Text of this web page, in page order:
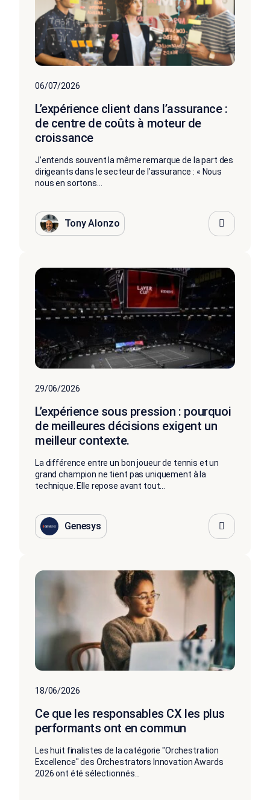
06/07/2026
L’expérience client dans l’assurance :
de centre de coûts à moteur de
croissance
J’entends souvent la même remarque de la part des
dirigeants dans le secteur de l’assurance : « Nous
nous en sortons...
Tony Alonzo
29/06/2026
L’expérience sous pression : pourquoi
de meilleures décisions exigent un
meilleur contexte.
La différence entre un bon joueur de tennis et un
grand champion ne tient pas uniquement à la
technique. Elle repose avant tout...
Genesys
18/06/2026
Ce que les responsables CX les plus
performants ont en commun
Les huit finalistes de la catégorie "Orchestration
Excellence" des Orchestrators Innovation Awards
2026 ont été sélectionnés...